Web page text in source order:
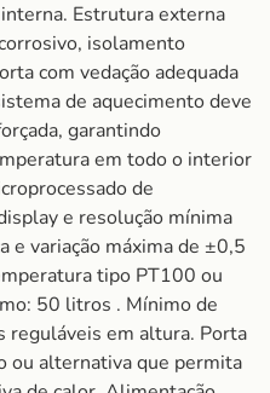
Estrutura externa
isolamento
com vedação adequada
de aquecimento deve
garantindo
em todo o interior
de
e resolução mínima
e variação máxima de ±0,5
tipo PT100 ou
50 litros . Mínimo de
reguláveis em altura. Porta
ou alternativa que permita